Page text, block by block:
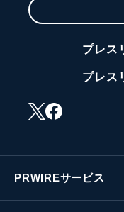
プレス
プレス
PRWIREサービス